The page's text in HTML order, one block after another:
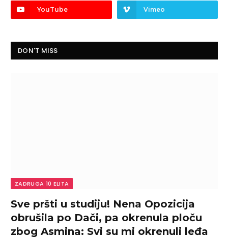
YouTube Vimeo
DON'T MISS
ZADRUGA 10 ELITA
Sve pršti u studiju! Nena Opozicija
obrušila po Dači, pa okrenula ploču
zbog Asmina: Svi su mi okrenuli leđa